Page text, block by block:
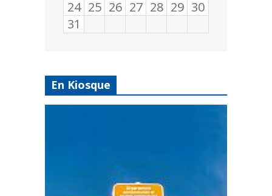
24 25 26 27 28 29 30
31
En Kiosque